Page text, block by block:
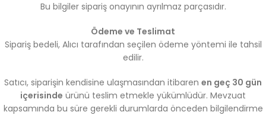
Bu bilgiler sipariş onayının ayrılmaz parçasıdır.
Ödeme ve Teslimat
Sipariş bedeli, Alıcı tarafından seçilen ödeme yöntemi ile tahsil
edilir.
Satıcı, siparişin kendisine ulaşmasından itibaren en geç 30 gün
içerisinde ürünü teslim etmekle yükümlüdür. Mevzuat
kapsamında bu süre gerekli durumlarda önceden bilgilendirme